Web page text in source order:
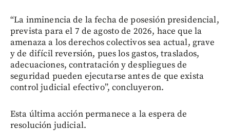
“La inminencia de la fecha de posesión presidencial,
prevista para el 7 de agosto de 2026, hace que la
amenaza a los derechos colectivos sea actual, grave
y de difícil reversión, pues los gastos, traslados,
adecuaciones, contratación y despliegues de
seguridad pueden ejecutarse antes de que exista
control judicial efectivo”, concluyeron.
Esta última acción permanece a la espera de
resolución judicial.